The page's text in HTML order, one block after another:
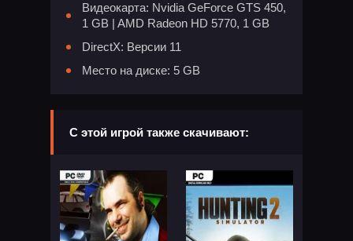
Видеокарта: Nvidia GeForce GTS 450,
1 GB | AMD Radeon HD 5770, 1 GB
DirectX: Версии 11
Место на диске: 5 GB
С этой игрой также скачивают: